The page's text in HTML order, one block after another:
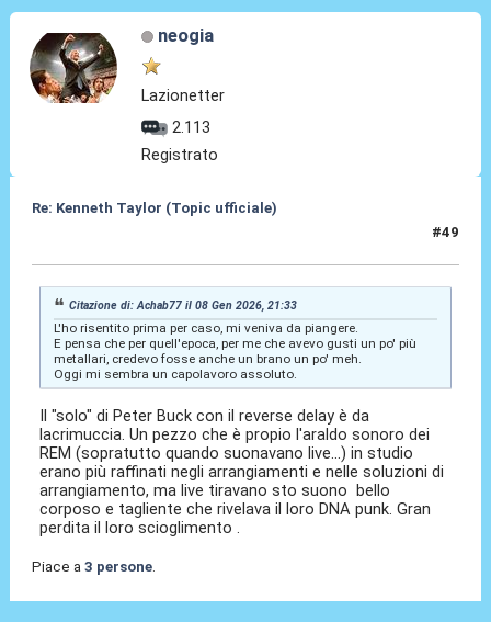
neogia
Lazionetter
2.113
Registrato
Re: Kenneth Taylor (Topic ufficiale)
#49
Citazione di: Achab77 il 08 Gen 2026, 21:33
L'ho risentito prima per caso, mi veniva da piangere.
E pensa che per quell'epoca, per me che avevo gusti un po' più
metallari, credevo fosse anche un brano un po' meh.
Oggi mi sembra un capolavoro assoluto.
Il "solo" di Peter Buck con il reverse delay è da
lacrimuccia. Un pezzo che è propio l'araldo sonoro dei
REM (sopratutto quando suonavano live...) in studio
erano più raffinati negli arrangiamenti e nelle soluzioni di
arrangiamento, ma live tiravano sto suono bello
corposo e tagliente che rivelava il loro DNA punk. Gran
perdita il loro scioglimento .
Piace a 3 persone.